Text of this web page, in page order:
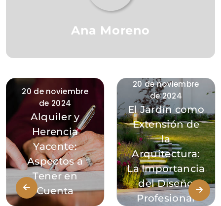
Ana Moreno
20 de noviembre
de 2024
Alquiler y
Herencia
Yacente:
Aspectos a
Tener en
Cuenta
20 de noviembre
de 2024
El Jardín como
Extensión de
la
Arquitectura:
La Importancia
del Diseño
Profesional